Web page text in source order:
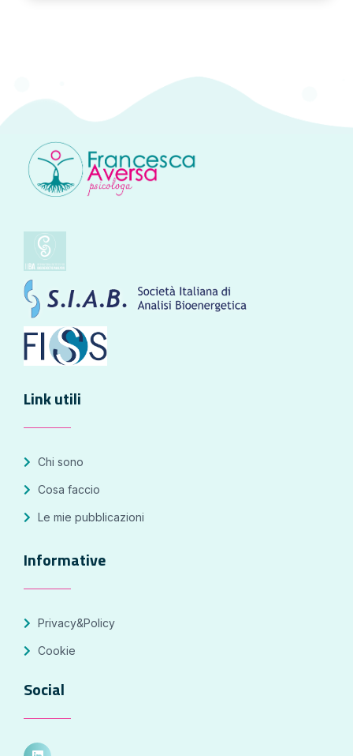
Link utili
Chi sono
Cosa faccio
Le mie pubblicazioni
Informative
Privacy&Policy
Cookie
Social